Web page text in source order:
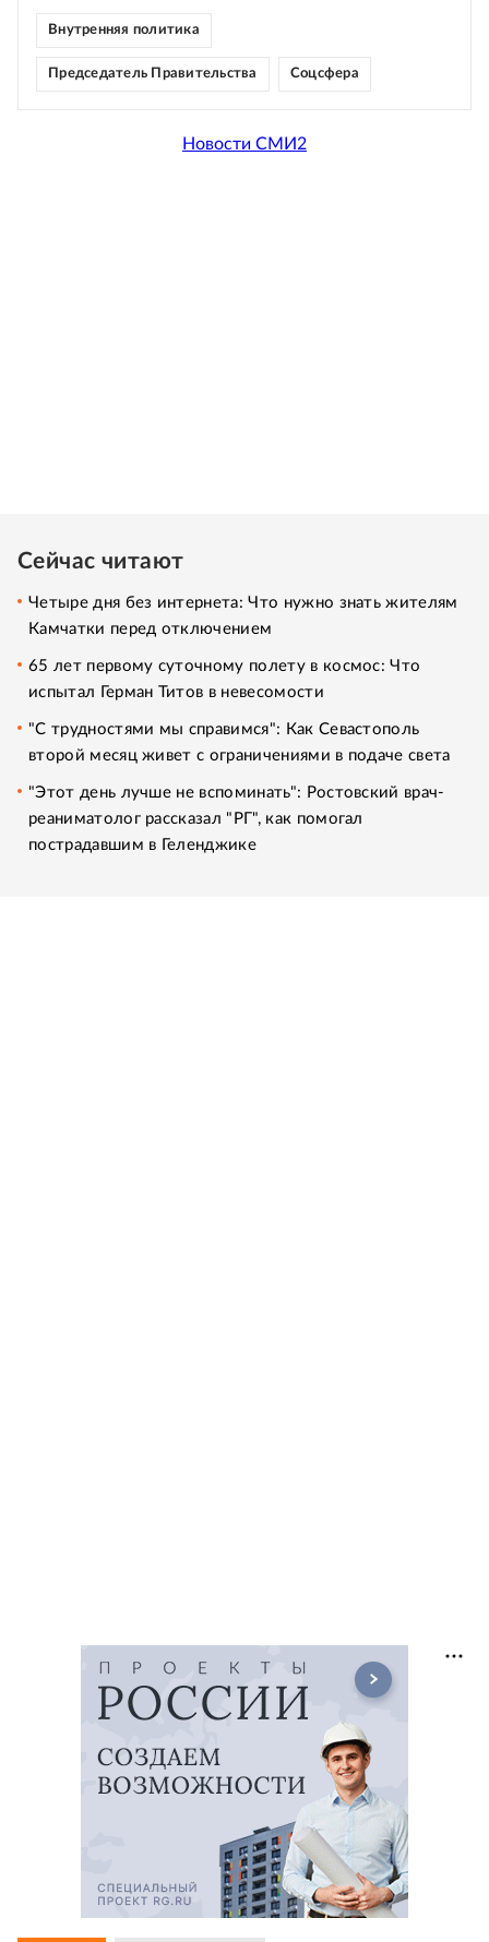
Внутренняя политика
Председатель Правительства Соцсфера
Новости СМИ2
Сейчас читают
Четыре дня без интернета: Что нужно знать жителям
Камчатки перед отключением
65 лет первому суточному полету в космос: Что
испытал Герман Титов в невесомости
"С трудностями мы справимся": Как Севастополь
второй месяц живет с ограничениями в подаче света
"Этот день лучше не вспоминать": Ростовский врач-
реаниматолог рассказал "РГ", как помогал
пострадавшим в Геленджике